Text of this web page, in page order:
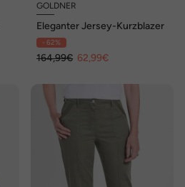
GOLDNER
Eleganter Jersey-Kurzblazer
- 62%
164,99€ 62,99€